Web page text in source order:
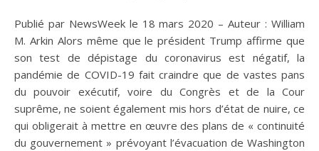
Publié par NewsWeek le 18 mars 2020 – Auteur : William
M. Arkin Alors même que le président Trump affirme que
son test de dépistage du coronavirus est négatif, la
pandémie de COVID-19 fait craindre que de vastes pans
du pouvoir exécutif, voire du Congrès et de la Cour
suprême, ne soient également mis hors d’état de nuire, ce
qui obligerait à mettre en œuvre des plans de « continuité
du gouvernement » prévoyant l’évacuation de Washington